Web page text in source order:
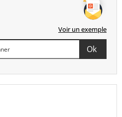
Voir un exemple